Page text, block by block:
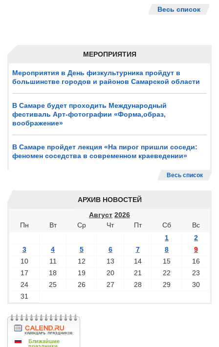
МЕРОПРИЯТИЯ
Мероприятия в День физкультурника пройдут в
большинстве городов и районов Самарской области
В Самаре будет проходить Международный
фестиваль Арт-фотографии «Форма,образ,
воображение»
В Самаре пройдет лекция «На пирог пришли соседи:
феномен соседства в современном краеведении»
Весь список
АРХИВ НОВОСТЕЙ
Август 2026
Пн
Вт Ср Чт Пт Сб
Вс
1
2
3
4 5 6 7 8
9
10
11 12 13 14 15
16
17
18 19 20 21 22
23
24
25 26 27 28 29
30
31
Весь список